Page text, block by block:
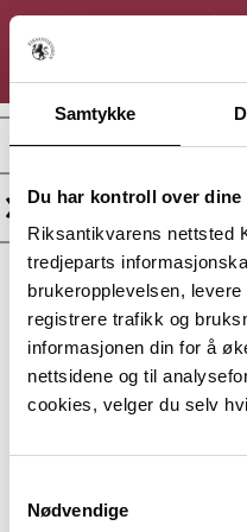
Samtykke
Du har kontroll over dine
Riksantikvarens nettsted
tredjeparts
brukeropplevelsen,
registrere trafikk og
informasjonen din for å
nettsidene og til
cookies, velger du selv
Nødvendige
Lagt inn av:
Anne Marit Lien Framnes
Du må være
legge til bilde eller
KULTURMINNESØK